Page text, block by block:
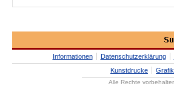
Informationen Datenschutzerklärung
Kunstdrucke
Alle Rechte